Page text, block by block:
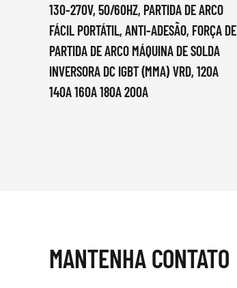
130-270V, 50/60HZ, PARTIDA DE ARCO
FÁCIL PORTÁTIL, ANTI-ADESÃO, FORÇA DE
PARTIDA DE ARCO MÁQUINA DE SOLDA
INVERSORA DC IGBT (MMA) VRD, 120A
140A 160A 180A 200A
MANTENHA CONTATO